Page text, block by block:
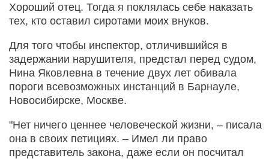
Хороший отец. Тогда я поклялась себе наказать
тех, кто оставил сиротами моих внуков.
Для того чтобы инспектор, отличившийся в
задержании нарушителя, предстал перед судом,
Нина Яковлевна в течение двух лет обивала
пороги всевозможных инстанций в Барнауле,
Новосибирске, Москве.
"Нет ничего ценнее человеческой жизни, – писала
она в своих петициях. – Имел ли право
представитель закона, даже если он посчитал